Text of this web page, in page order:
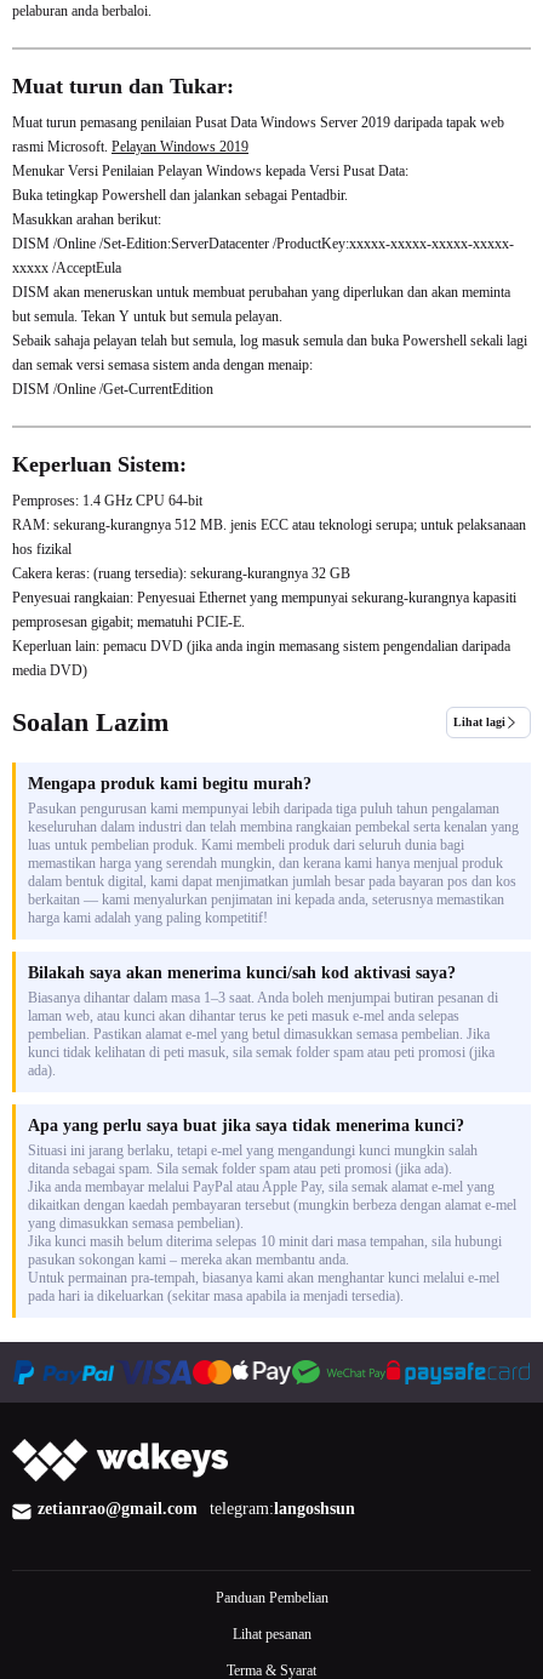
pelaburan anda berbaloi.
Muat turun dan Tukar:
Muat turun pemasang penilaian Pusat Data Windows Server 2019 daripada tapak web
rasmi Microsoft. Pelayan Windows 2019
Menukar Versi Penilaian Pelayan Windows kepada Versi Pusat Data:
Buka tetingkap Powershell dan jalankan sebagai Pentadbir.
Masukkan arahan berikut:
DISM /Online /Set-Edition:ServerDatacenter /ProductKey:xxxxx-xxxxx-xxxxx-xxxxx-
xxxxx /AcceptEula
DISM akan meneruskan untuk membuat perubahan yang diperlukan dan akan meminta
but semula. Tekan Y untuk but semula pelayan.
Sebaik sahaja pelayan telah but semula, log masuk semula dan buka Powershell sekali lagi
dan semak versi semasa sistem anda dengan menaip:
DISM /Online /Get-CurrentEdition
Keperluan Sistem:
Pemproses: 1.4 GHz CPU 64-bit
RAM: sekurang-kurangnya 512 MB. jenis ECC atau teknologi serupa; untuk pelaksanaan
hos fizikal
Cakera keras: (ruang tersedia): sekurang-kurangnya 32 GB
Penyesuai rangkaian: Penyesuai Ethernet yang mempunyai sekurang-kurangnya kapasiti
pemprosesan gigabit; mematuhi PCIE-E.
Keperluan lain: pemacu DVD (jika anda ingin memasang sistem pengendalian daripada
media DVD)
Soalan Lazim Lihat lagi
Mengapa produk kami begitu murah?
Pasukan pengurusan kami mempunyai lebih daripada tiga puluh tahun pengalaman
keseluruhan dalam industri dan telah membina rangkaian pembekal serta kenalan yang
luas untuk pembelian produk. Kami membeli produk dari seluruh dunia bagi
memastikan harga yang serendah mungkin, dan kerana kami hanya menjual produk
dalam bentuk digital, kami dapat menjimatkan jumlah besar pada bayaran pos dan kos
berkaitan — kami menyalurkan penjimatan ini kepada anda, seterusnya memastikan
harga kami adalah yang paling kompetitif!
Bilakah saya akan menerima kunci/sah kod aktivasi saya?
Biasanya dihantar dalam masa 1–3 saat. Anda boleh menjumpai butiran pesanan di
laman web, atau kunci akan dihantar terus ke peti masuk e-mel anda selepas
pembelian. Pastikan alamat e-mel yang betul dimasukkan semasa pembelian. Jika
kunci tidak kelihatan di peti masuk, sila semak folder spam atau peti promosi (jika
ada).
Apa yang perlu saya buat jika saya tidak menerima kunci?
Situasi ini jarang berlaku, tetapi e-mel yang mengandungi kunci mungkin salah
ditanda sebagai spam. Sila semak folder spam atau peti promosi (jika ada).
Jika anda membayar melalui PayPal atau Apple Pay, sila semak alamat e-mel yang
dikaitkan dengan kaedah pembayaran tersebut (mungkin berbeza dengan alamat e-mel
yang dimasukkan semasa pembelian).
Jika kunci masih belum diterima selepas 10 minit dari masa tempahan, sila hubungi
pasukan sokongan kami – mereka akan membantu anda.
Untuk permainan pra-tempah, biasanya kami akan menghantar kunci melalui e-mel
pada hari ia dikeluarkan (sekitar masa apabila ia menjadi tersedia).
zetianrao@gmail.com telegram:langoshsun
Panduan Pembelian
Lihat pesanan
Terma & Syarat